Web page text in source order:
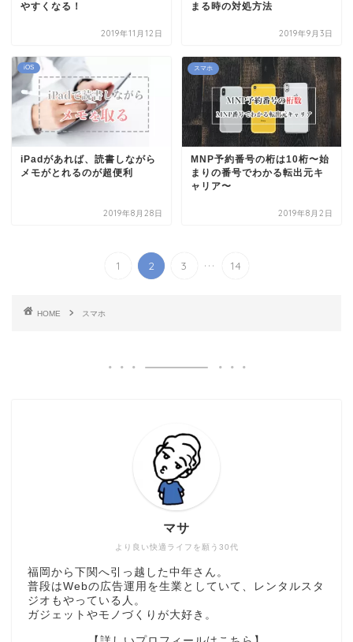
やすくなる！
2019年11月12日
まる時の対処方法
2019年9月3日
iOS
iPadがあれば、読書しながら
メモがとれるのが超便利
2019年8月28日
スマホ
MNP予約番号の桁は10桁〜始
まりの番号でわかる転出元キ
ャリア〜
2019年8月2日
1 2 3 ... 14
HOME スマホ
より良い快適ライフを願う30代
マサ
福岡から下関へ引っ越した中年さん。
普段はWebの広告運用を生業としていて、レンタルスタ
ジオもやっている人。
ガジェットやモノづくりが大好き。